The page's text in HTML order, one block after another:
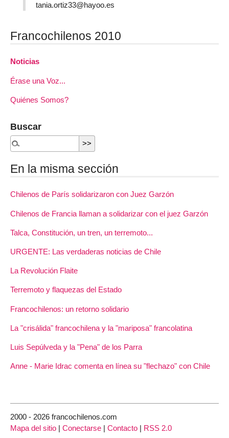
tania.ortiz33@hayoo.es
Francochilenos 2010
Noticias
Érase una Voz...
Quiénes Somos?
Buscar
En la misma sección
Chilenos de París solidarizaron con Juez Garzón
Chilenos de Francia llaman a solidarizar con el juez Garzón
Talca, Constitución, un tren, un terremoto...
URGENTE: Las verdaderas noticias de Chile
La Revolución Flaite
Terremoto y flaquezas del Estado
Francochilenos: un retorno solidario
La "crisálida" francochilena y la "mariposa" francolatina
Luis Sepúlveda y la "Pena" de los Parra
Anne - Marie Idrac comenta en línea su "flechazo" con Chile
2000 - 2026 francochilenos.com
Mapa del sitio | Conectarse | Contacto | RSS 2.0